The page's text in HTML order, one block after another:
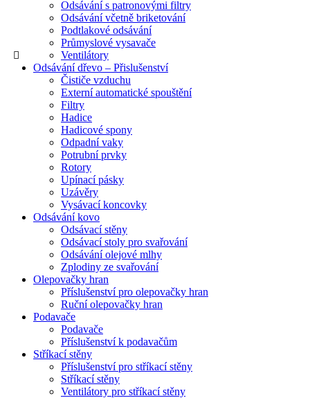
Odsávání s patronovými filtry
Odsávání včetně briketování
Podtlakové odsávání
Průmyslové vysavače
Ventilátory
Odsávání dřevo – Přislušenství
Čističe vzduchu
Externí automatické spouštění
Filtry
Hadice
Hadicové spony
Odpadní vaky
Potrubní prvky
Rotory
Upínací pásky
Uzávěry
Vysávací koncovky
Odsávání kovo
Odsávací stěny
Odsávací stoly pro svařování
Odsávání olejové mlhy
Zplodiny ze svařování
Olepovačky hran
Příslušenství pro olepovačky hran
Ruční olepovačky hran
Podavače
Podavače
Příslušenství k podavačům
Stříkací stěny
Příslušenství pro stříkací stěny
Stříkací stěny
Ventilátory pro stříkací stěny